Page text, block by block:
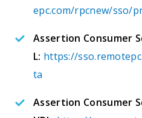
epc.com/rpcnew/sso/
Assertion Consumer
L: https://
ta
Assertion Consumer